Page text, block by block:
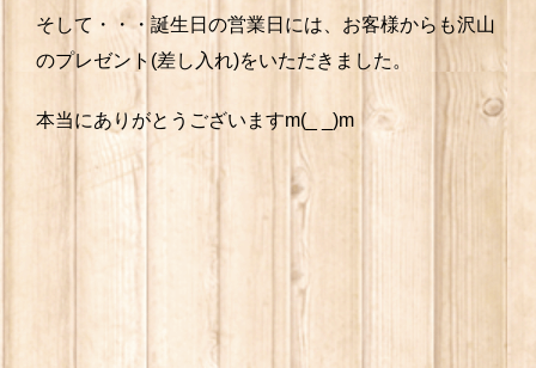
そして・・・誕生日の営業日には、お客様からも沢山
のプレゼント(差し入れ)をいただきました。
本当にありがとうございますm(_ _)m